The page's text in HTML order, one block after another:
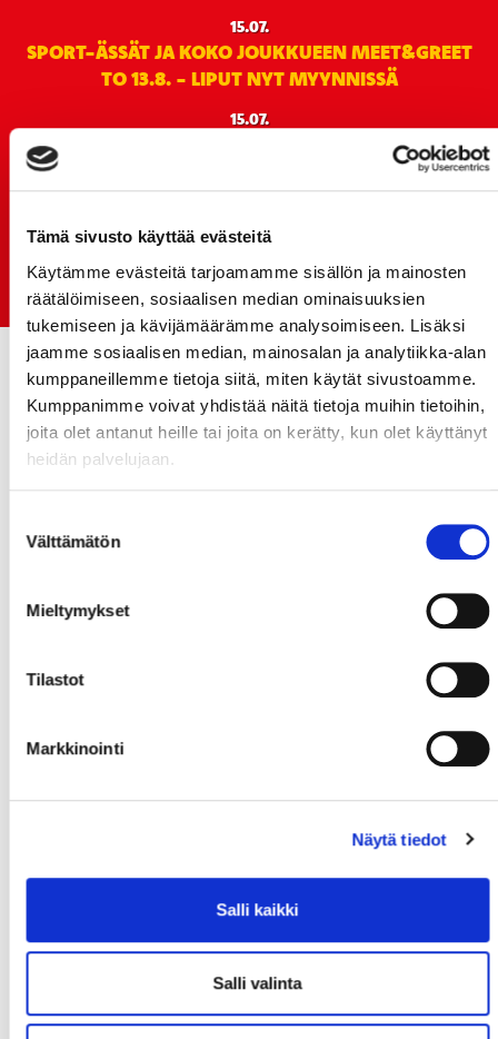
Tämä sivusto käyttää evästeitä
Käytämme evästeitä tarjoamamme sisällön ja mainosten
räätälöimiseen, sosiaalisen median ominaisuuksien
tukemiseen ja kävijämäärämme analysoimiseen. Lisäksi
jaamme sosiaalisen median, mainosalan ja analytiikka-alan
kumppaneillemme tietoja siitä, miten käytät sivustoamme.
Kumppanimme voivat yhdistää näitä tietoja muihin tietoihin,
joita olet antanut heille tai joita on kerätty, kun olet käyttänyt
heidän palvelujaan.
valinta
Välttämätön
Mieltymykset
Tilastot
Markkinointi
Näytä tiedot
Salli kaikki
Salli valinta
15.07.
SPORT-ÄSSÄT JA KOKO JOUKKUEEN MEET&GREET
TO 13.8. - LIPUT NYT MYYNNISSÄ
15.07.
Rinta-Joupin Autoliike jatkaa Sportin
pääyhteistyökumppanina Superkaudella – jatkoa
monikymmenvuotiselle yhteistyölle
06.07.
Early Bird-lippupaketit nyt myynnissä! - näe
Jokerit-matsi ja useat muut